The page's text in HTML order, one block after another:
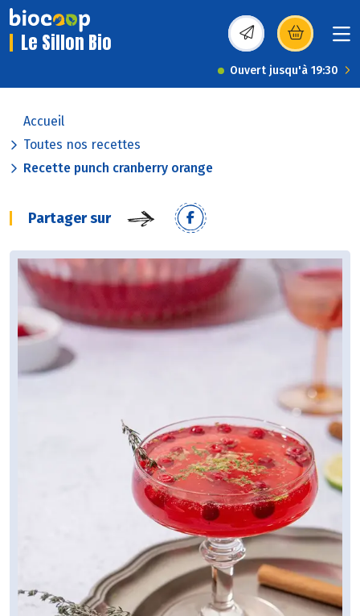
Le Sillon Bio (s’ouvre dans une
Ouvert jusqu'à 19:30
Accueil
Toutes nos recettes
Recette punch cranberry orange
Partager sur